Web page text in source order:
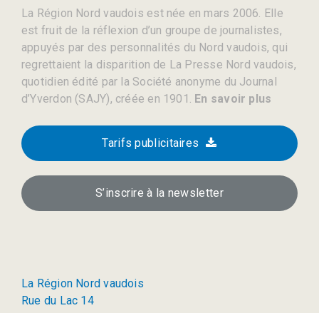
La Région Nord vaudois est née en mars 2006. Elle
est fruit de la réflexion d’un groupe de journalistes,
appuyés par des personnalités du Nord vaudois, qui
regrettaient la disparition de La Presse Nord vaudois,
quotidien édité par la Société anonyme du Journal
d’Yverdon (SAJY), créée en 1901. En savoir plus
Tarifs publicitaires
S’inscrire à la newsletter
La Région Nord vaudois
Rue du Lac 14